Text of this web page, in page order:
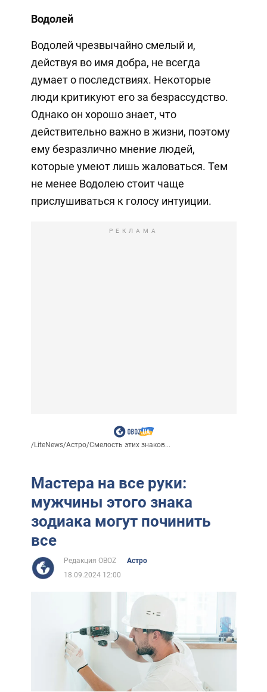
Водолей
Водолей чрезвычайно смелый и,
действуя во имя добра, не всегда
думает о последствиях. Некоторые
люди критикуют его за безрассудство.
Однако он хорошо знает, что
действительно важно в жизни, поэтому
ему безразлично мнение людей,
которые умеют лишь жаловаться. Тем
не менее Водолею стоит чаще
прислушиваться к голосу интуиции.
РЕКЛАМА
/LiteNews/Астро/Смелость этих знаков...
Мастера на все руки:
мужчины этого знака
зодиака могут починить
все
Редакция OBOZ
Астро
18.09.2024 12:00